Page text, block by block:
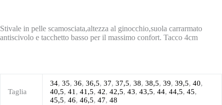
Stivale in pelle scamosciata,altezza al ginocchio,suola carrarmato
antiscivolo e tacchetto basso per il massimo confort. Tacco 4cm
Taglia
34, 35, 36, 36,5, 37, 37,5, 38, 38,5, 39, 39,5, 40,
40,5, 41, 41,5, 42, 42,5, 43, 43,5, 44, 44,5, 45,
45,5, 46, 46,5, 47, 48